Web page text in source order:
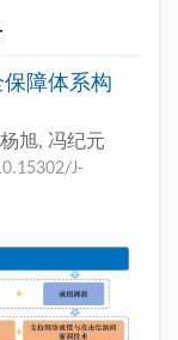
障体系构
旭, 冯纪元
J-